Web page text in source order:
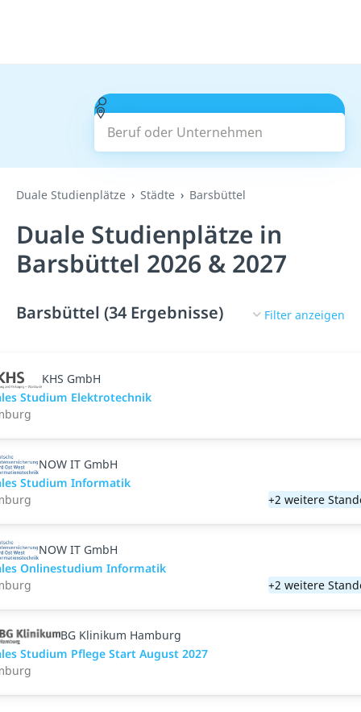
Beruf oder Unternehmen
Suchen
Duale Studienplätze Städte Barsbüttel
Duale Studienplätze in
Barsbüttel 2026 & 2027
Barsbüttel (34 Ergebnisse) Filter anzeigen
KHS GmbH
Studium Elektrotechnik
NOW IT GmbH
Studium Informatik
+2 weitere
NOW IT GmbH
Onlinestudium Informatik
+2 weitere
BG Klinikum Hamburg
Studium Pflege Start August 2027